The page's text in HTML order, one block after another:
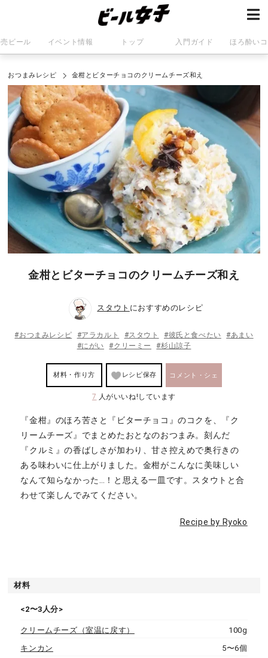
ビール イベント情報 トップ 入門ガイド ほろ酔い
おつまみレシピ 金柑とビターチョコのクリームチーズ和え
金柑とビターチョコのクリームチーズ和え
スタウト におすすめのレシピ
#おつまみレシピ #アラカルト #スタウト #彼氏と食べたい
#あまい
#にがい
#クリーミー #杉山諒子
材料・作り方 レシピ保存 コメント・シェ
7 人がいいね!しています
『金柑』のほろ苦さと『ビターチョコ』のコクを、『ク
リームチーズ』でまとめたおとなのおつまみ。刻んだ
『クルミ』の香ばしさが加わり、甘さ控えめで奥行きの
ある味わいに仕上がりました。金柑がこんなに美味しい
なんて知らなかった…！と思える一皿です。スタウトと合
わせて楽しんでみてください。
Recipe by Ryoko
材料
<2〜3人分>
クリームチーズ（室温に戻す）
100g
キンカン
5〜6個